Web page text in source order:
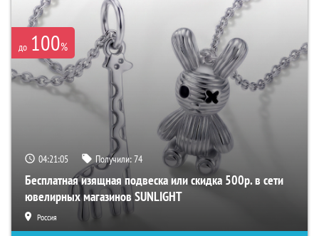
до 100%
04:21:04 Получили:74
Бесплатная изящная подвеска или скидка 500р. в сети
ювелирных магазинов SUNLIGHT
Россия